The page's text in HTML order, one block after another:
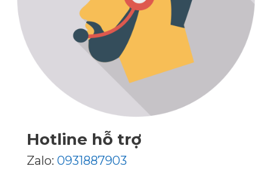
Hotline hỗ trợ
Zalo:0931887903